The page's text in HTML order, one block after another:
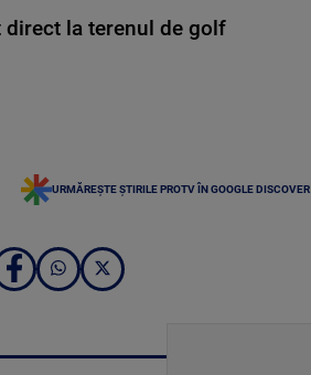
direct la terenul de golf
URMĂREȘTE ȘTIRILE PROTV ÎN GOOGLE DISCOVER